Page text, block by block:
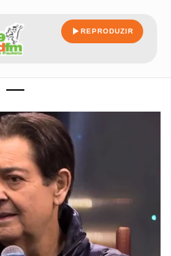
REPRODUZIR